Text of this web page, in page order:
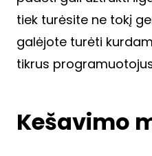
tiek turėsite ne tokį
galėjote turėti
tikrus
Kešavimo